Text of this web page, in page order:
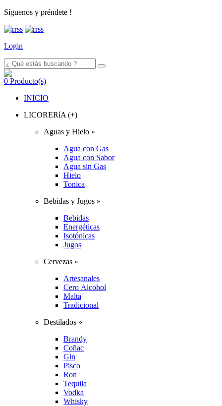
Síguenos y préndete !
Login
0 Producto(s)
INICIO
LICORERíA (+)
Aguas y Hielo »
Agua con Gas
Agua con Sabor
Agua sin Gas
Hielo
Tonica
Bebidas y Jugos »
Bebidas
Energéticas
Isotónicas
Jugos
Cervezas »
Artesanales
Cero Alcohol
Malta
Tradicional
Destilados »
Brandy
Coñac
Gin
Pisco
Ron
Tequila
Vodka
Whisky